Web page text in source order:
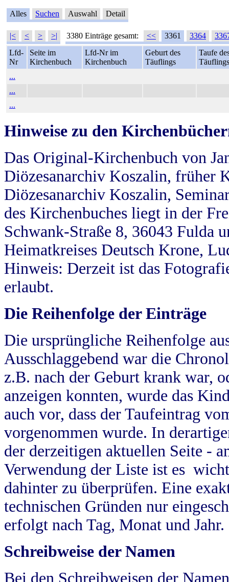
Alles Suchen Auswahl Detail
|< < > >| 3380 Einträge gesamt: << 3361 3364
Lfd-
Nr
Seite im
Kirchenbuch
Lfd-Nr im
Kirchenbuch
Geburt des
Täuflings
Taufe
Täuflings
...
...
...
Hinweise zu den
Das Original-Kirchenbuch von
Diözesanarchiv Koszalin, früher
Diözesanarchiv Koszalin,
des Kirchenbuches liegt in der
Schwank-Straße 8, 36043 Fulda
Heimatkreises Deutsch Krone,
Hinweis: Derzeit ist das
erlaubt.
Die Reihenfolge der Einträge
Die ursprüngliche Reihenfolge
Ausschlaggebend war die
z.B. nach der Geburt krank war,
anzeigen konnten, wurde das
auch vor, dass der Taufeintrag
vorgenommen wurde. In
der derzeitigen aktuellen Seite -
Verwendung der Liste ist es
dahinter zu überprüfen. Eine
technischen Gründen nur
erfolgt nach Tag, Monat und Jahr.
Schreibweise der Namen
Bei den Schreibweisen der